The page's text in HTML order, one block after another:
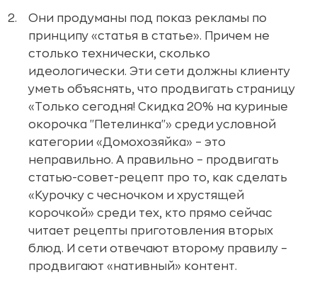
Они продуманы под показ рекламы по
принципу «статья в статье». Причем не
столько технически, сколько
идеологически. Эти сети должны клиенту
уметь объяснять, что продвигать страницу
«Только сегодня! Скидка 20% на куриные
окорочка ''Петелинка''» среди условной
категории «Домохозяйка» – это
неправильно. А правильно – продвигать
статью-совет-рецепт про то, как сделать
«Курочку с чесночком и хрустящей
корочкой» среди тех, кто прямо сейчас
читает рецепты приготовления вторых
блюд. И сети отвечают второму правилу –
продвигают «нативный» контент.